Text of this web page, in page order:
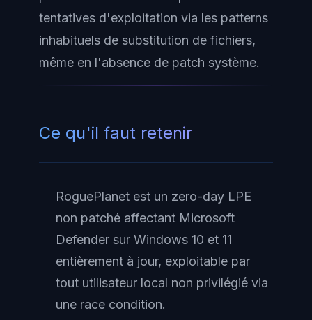
tentatives d'exploitation via les patterns
inhabituels de substitution de fichiers,
même en l'absence de patch système.
Ce qu'il faut retenir
RoguePlanet est un zero-day LPE
non patché affectant Microsoft
Defender sur Windows 10 et 11
entièrement à jour, exploitable par
tout utilisateur local non privilégié via
une race condition.